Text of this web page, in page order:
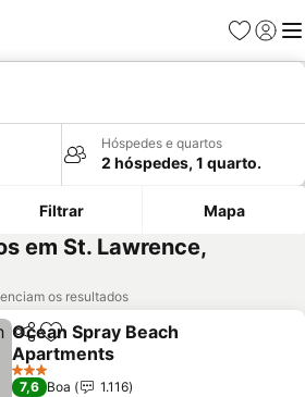
Favoritos
Iniciar
Hóspedes e quartos
2 hóspedes, 1 quarto.
Filtrar Mapa
em St. Lawrence,
os resultados
PartilharAdicionar aos favoritos
Ocean Spray Beach
Apartments
3 Estrelas
7,6 Boa
1.116